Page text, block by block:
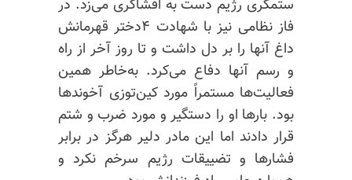
ستمگری رژیم دست به افشاگری می‌زد. در
فاز نظامی نیز با شهادت ۴دختر قهرمانش
داغ آنها را بر دل داشت و تا روز آخر از راه
و رسم آنها دفاع می‌کرد. به‌خاطر همین
فعالیت‌ها مستمراً مورد کین‌توزی آخوندها
بود. بارها او را دستگیر و مورد ضرب و شتم
قرار دادند اما این مادر دلیر هرگز در برابر
فشارها و تضییقات رژیم سرخم نکرد و